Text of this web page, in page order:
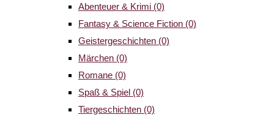
Abenteuer & Krimi (0)
Fantasy & Science Fiction (0)
Geistergeschichten (0)
Märchen (0)
Romane (0)
Spaß & Spiel (0)
Tiergeschichten (0)